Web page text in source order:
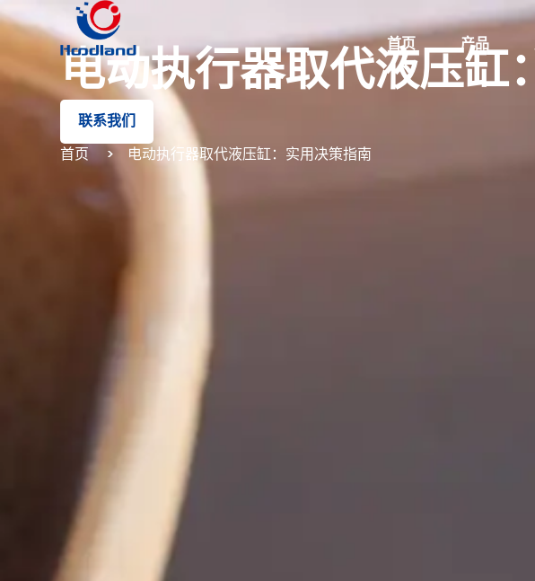
首页 产品
电动执行器取代液压缸
联系我们
首页 电动执行器取代液压缸：实用决策指南